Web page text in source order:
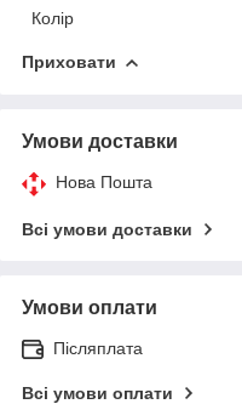
Колір
Приховати
Умови доставки
Нова Пошта
Всі умови доставки
Умови оплати
Післяплата
Всі умови оплати